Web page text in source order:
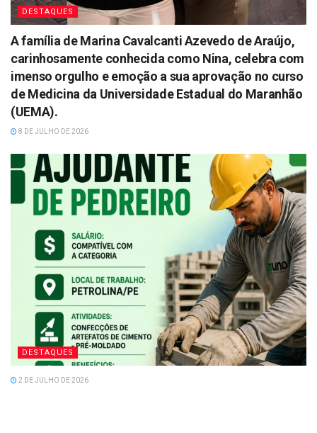
DESTAQUES
A família de Marina Cavalcanti Azevedo de Araújo,
carinhosamente conhecida como Nina, celebra com
imenso orgulho e emoção a sua aprovação no curso
de Medicina da Universidade Estadual do Maranhão
(UEMA).
8 DE JULHO DE 2026
DESTAQUES
2 DE JULHO DE 2026